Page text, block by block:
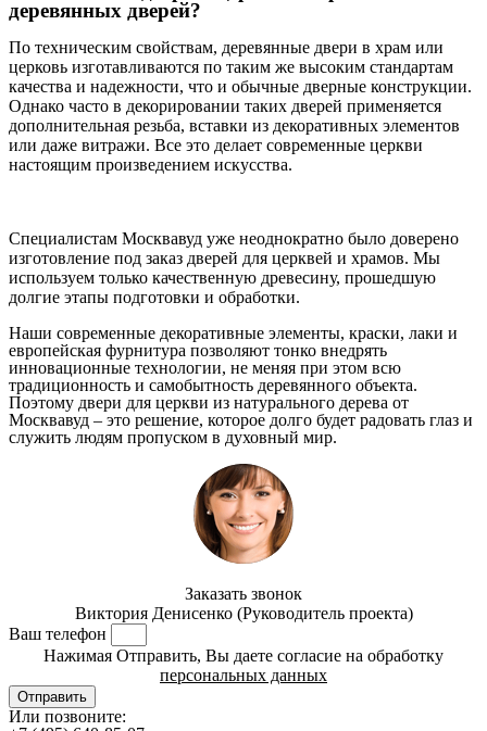
деревянных дверей?
По техническим свойствам, деревянные двери в храм или
церковь изготавливаются по таким же высоким стандартам
качества и надежности, что и обычные дверные конструкции.
Однако часто в декорировании таких дверей применяется
дополнительная резьба, вставки из декоративных элементов
или даже витражи. Все это делает современные церкви
настоящим произведением искусства.
Специалистам Москвавуд уже неоднократно было доверено
изготовление под заказ дверей для церквей и храмов. Мы
используем только качественную древесину, прошедшую
долгие этапы подготовки и обработки.
Наши современные декоративные элементы, краски, лаки и
европейская фурнитура позволяют тонко внедрять
инновационные технологии, не меняя при этом всю
традиционность и самобытность деревянного объекта.
Поэтому двери для церкви из натурального дерева от
Москвавуд – это решение, которое долго будет радовать глаз и
служить людям пропуском в духовный мир.
Заказать звонок
Виктория Денисенко (Руководитель проекта)
Ваш телефон
Нажимая Отправить, Вы даете согласие на обработку
персональных данных
Отправить
Или позвоните: